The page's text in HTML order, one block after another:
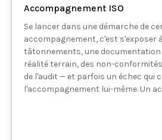
Accompagnement ISO
Se lancer dans une démarche de
accompagnement, c'est s'exposer
tâtonnements, une documentation
réalité terrain, des non-
de l'audit — et parfois un échec qui
l'accompagnement lui-même. Un